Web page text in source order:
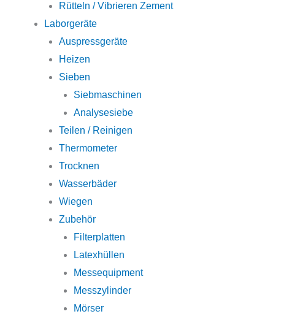
Rütteln / Vibrieren Zement
Laborgeräte
Auspressgeräte
Heizen
Sieben
Siebmaschinen
Analysesiebe
Teilen / Reinigen
Thermometer
Trocknen
Wasserbäder
Wiegen
Zubehör
Filterplatten
Latexhüllen
Messequipment
Messzylinder
Mörser